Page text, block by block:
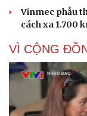
Cải chính
Vinmec phẫu
cách xa 1.700
VÌ CỘNG